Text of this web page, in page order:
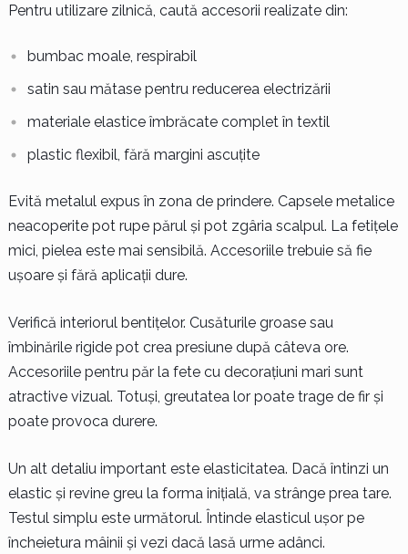
Pentru utilizare zilnică, caută accesorii realizate din:
bumbac moale, respirabil
satin sau mătase pentru reducerea electrizării
materiale elastice îmbrăcate complet în textil
plastic flexibil, fără margini ascuțite
Evită metalul expus în zona de prindere. Capsele metalice
neacoperite pot rupe părul și pot zgâria scalpul. La fetițele
mici, pielea este mai sensibilă. Accesoriile trebuie să fie
ușoare și fără aplicații dure.
Verifică interiorul bentițelor. Cusăturile groase sau
îmbinările rigide pot crea presiune după câteva ore.
Accesoriile pentru păr la fete cu decorațiuni mari sunt
atractive vizual. Totuși, greutatea lor poate trage de fir și
poate provoca durere.
Un alt detaliu important este elasticitatea. Dacă întinzi un
elastic și revine greu la forma inițială, va strânge prea tare.
Testul simplu este următorul. Întinde elasticul ușor pe
încheietura mâinii și vezi dacă lasă urme adânci.